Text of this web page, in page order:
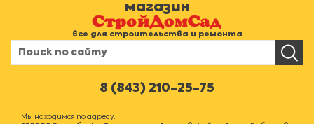
магазин
все для строительства и ремонта
8 (843) 210-25-75
Мы находимся по адресу: